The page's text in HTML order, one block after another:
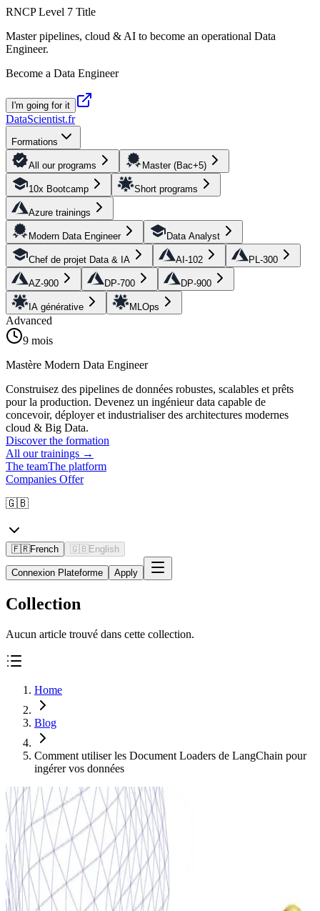
RNCP Level 7 Title
Master pipelines, cloud & AI to become an operational Data
Engineer.
Become a Data Engineer
I'm going for it
DataScientist.fr
Formations
All our programs Master (Bac+5)
10x Bootcamp Short programs
Azure trainings
Modern Data Engineer Data Analyst
Chef de projet Data & IA AI-102 PL-300
AZ-900 DP-700 DP-900
IA générative MLOps
Advanced
9 mois
Mastère Modern Data Engineer
Construisez des pipelines de données robustes, scalables et prêts
pour la production. Devenez un ingénieur data capable de
concevoir, déployer et industrialiser des architectures modernes
cloud & Big Data.
Discover the formation
All our trainings →
The teamThe platform
Companies Offer
🇬🇧
🇫🇷French 🇬🇧 English
Connexion Plateforme Apply
Collection
Aucun article trouvé dans cette collection.
Home
Blog
Comment utiliser les Document Loaders de LangChain pour
ingérer vos données